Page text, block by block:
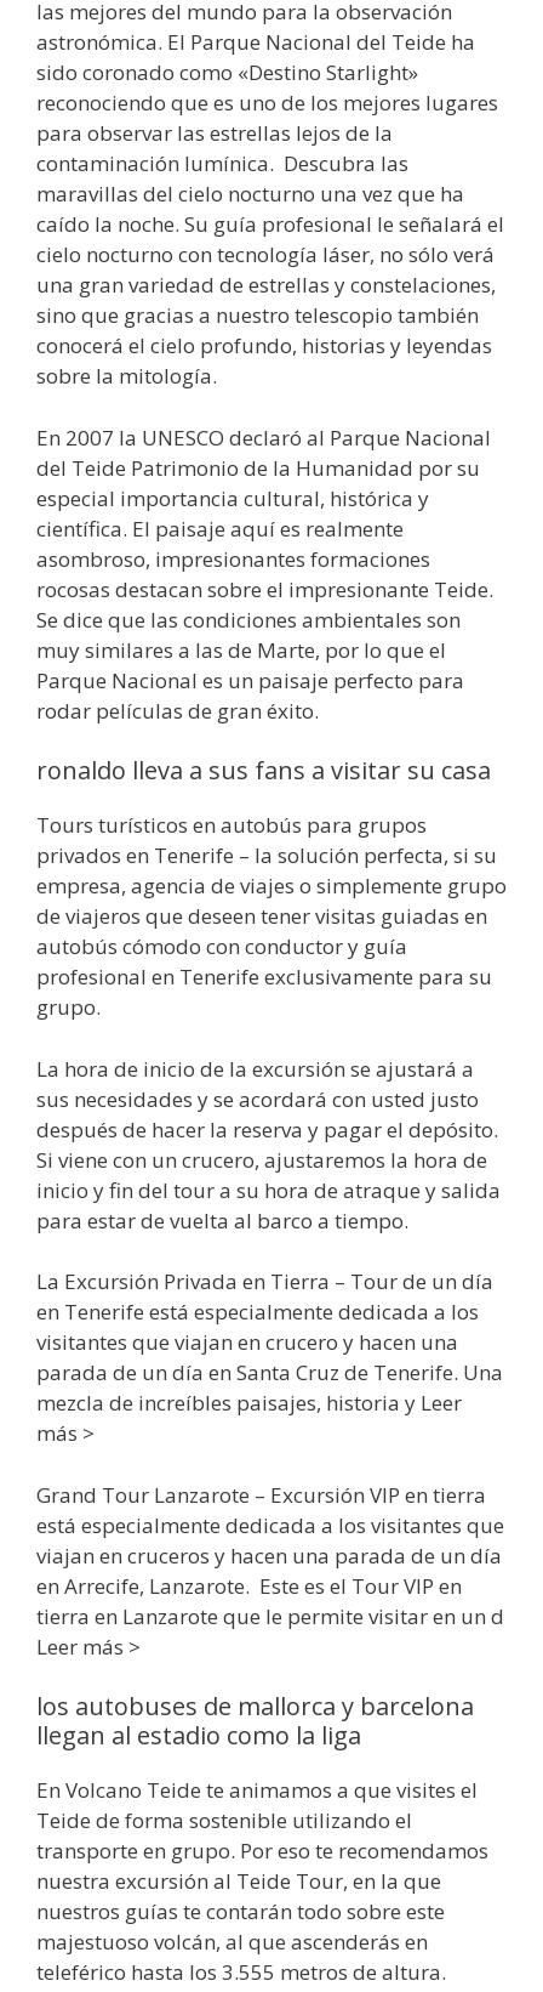
las mejores del mundo para la observación
astronómica. El Parque Nacional del Teide ha
sido coronado como «Destino Starlight»
reconociendo que es uno de los mejores lugares
para observar las estrellas lejos de la
contaminación lumínica. Descubra las
maravillas del cielo nocturno una vez que ha
caído la noche. Su guía profesional le señalará el
cielo nocturno con tecnología láser, no sólo verá
una gran variedad de estrellas y constelaciones,
sino que gracias a nuestro telescopio también
conocerá el cielo profundo, historias y leyendas
sobre la mitología.
En 2007 la UNESCO declaró al Parque Nacional
del Teide Patrimonio de la Humanidad por su
especial importancia cultural, histórica y
científica. El paisaje aquí es realmente
asombroso, impresionantes formaciones
rocosas destacan sobre el impresionante Teide.
Se dice que las condiciones ambientales son
muy similares a las de Marte, por lo que el
Parque Nacional es un paisaje perfecto para
rodar películas de gran éxito.
ronaldo lleva a sus fans a visitar su casa
Tours turísticos en autobús para grupos
privados en Tenerife – la solución perfecta, si su
empresa, agencia de viajes o simplemente grupo
de viajeros que deseen tener visitas guiadas en
autobús cómodo con conductor y guía
profesional en Tenerife exclusivamente para su
grupo.
La hora de inicio de la excursión se ajustará a
sus necesidades y se acordará con usted justo
después de hacer la reserva y pagar el depósito.
Si viene con un crucero, ajustaremos la hora de
inicio y fin del tour a su hora de atraque y salida
para estar de vuelta al barco a tiempo.
La Excursión Privada en Tierra – Tour de un día
en Tenerife está especialmente dedicada a los
visitantes que viajan en crucero y hacen una
parada de un día en Santa Cruz de Tenerife. Una
mezcla de increíbles paisajes, historia y Leer
más >
Grand Tour Lanzarote – Excursión VIP en tierra
está especialmente dedicada a los visitantes que
viajan en cruceros y hacen una parada de un día
en Arrecife, Lanzarote. Este es el Tour VIP en
tierra en Lanzarote que le permite visitar en un d
Leer más >
los autobuses de mallorca y barcelona
llegan al estadio como la liga
En Volcano Teide te animamos a que visites el
Teide de forma sostenible utilizando el
transporte en grupo. Por eso te recomendamos
nuestra excursión al Teide Tour, en la que
nuestros guías te contarán todo sobre este
majestuoso volcán, al que ascenderás en
teleférico hasta los 3.555 metros de altura.